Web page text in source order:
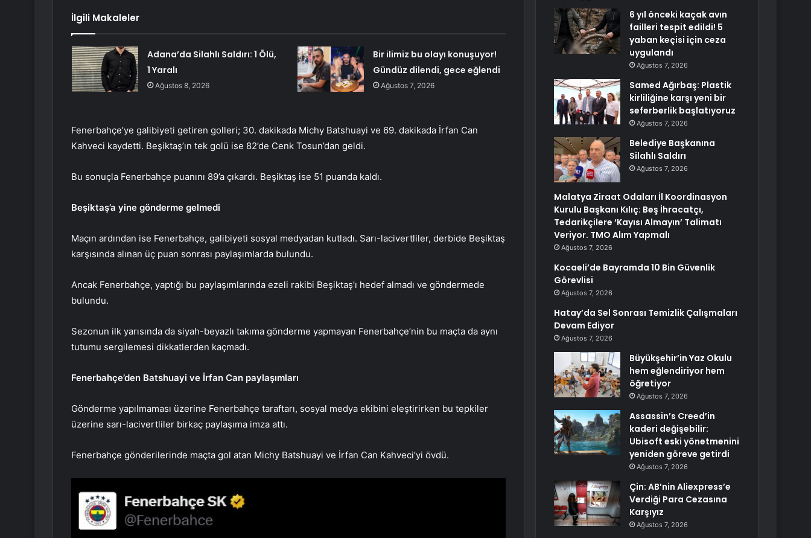
İlgili Makaleler
Adana’da Silahlı Saldırı: 1 Ölü,
1 Yaralı
Ağustos 8, 2026
Bir ilimiz bu olayı konuşuyor!
Gündüz dilendi, gece eğlendi
Ağustos 7, 2026
Fenerbahçe’ye galibiyeti getiren golleri; 30. dakikada Michy Batshuayi ve 69. dakikada İrfan Can
Kahveci kaydetti. Beşiktaş’ın tek golü ise 82’de Cenk Tosun’dan geldi.
Bu sonuçla Fenerbahçe puanını 89’a çıkardı. Beşiktaş ise 51 puanda kaldı.
Beşiktaş’a yine gönderme gelmedi
Maçın ardından ise Fenerbahçe, galibiyeti sosyal medyadan kutladı. Sarı-lacivertliler, derbide Beşiktaş
karşısında alınan üç puan sonrası paylaşımlarda bulundu.
Ancak Fenerbahçe, yaptığı bu paylaşımlarında ezeli rakibi Beşiktaş’ı hedef almadı ve göndermede
bulundu.
Sezonun ilk yarısında da siyah-beyazlı takıma gönderme yapmayan Fenerbahçe’nin bu maçta da aynı
tutumu sergilemesi dikkatlerden kaçmadı.
Fenerbahçe’den Batshuayi ve İrfan Can paylaşımları
Gönderme yapılmaması üzerine Fenerbahçe taraftarı, sosyal medya ekibini eleştirirken bu tepkiler
üzerine sarı-lacivertliler birkaç paylaşıma imza attı.
Fenerbahçe gönderilerinde maçta gol atan Michy Batshuayi ve İrfan Can Kahveci’yi övdü.
6 yıl önceki kaçak avın
failleri tespit edildi! 5
yaban keçisi için ceza
uygulandı
Ağustos 7, 2026
Samed Ağırbaş: Plastik
kirliliğine karşı yeni bir
seferberlik başlatıyoruz
Ağustos 7, 2026
Belediye Başkanına
Silahlı Saldırı
Ağustos 7, 2026
Malatya Ziraat Odaları İl Koordinasyon
Kurulu Başkanı Kılıç: Beş İhracatçı,
Tedarikçilere ‘Kayısı Almayın’ Talimatı
Veriyor. TMO Alım Yapmalı
Ağustos 7, 2026
Kocaeli’de Bayramda 10 Bin Güvenlik
Görevlisi
Ağustos 7, 2026
Hatay’da Sel Sonrası Temizlik Çalışmaları
Devam Ediyor
Ağustos 7, 2026
Büyükşehir’in Yaz Okulu
hem eğlendiriyor hem
öğretiyor
Ağustos 7, 2026
Assassin’s Creed’in
kaderi değişebilir:
Ubisoft eski yönetmenini
yeniden göreve getirdi
Ağustos 7, 2026
Çin: AB’nin Aliexpress’e
Verdiği Para Cezasına
Karşıyız
Ağustos 7, 2026